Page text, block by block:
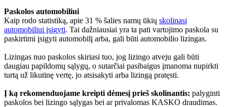
Paskolos automobiliui
Kaip rodo statistiką, apie 31 % šalies namų ūkių skolinasi
automobiliui įsigyti. Tai dažniausiai yra ta pati vartojimo paskola su
paskirtimi įsigyti automobilį arba, gali būti automobilio lizingas.
Lizingas nuo paskolos skiriasi tuo, jog lizingo atveju gali būti
daugiau papildomų sąlygų, o sutarčiai pasibaigus įmanoma nupirkti
turtą už likutinę vertę, jo atsisakyti arba lizingą pratęsti.
Į ką rekomenduojame kreipti dėmesį prieš skolinantis: palyginti
paskolos bei lizingo sąlygas bei ar privalomas KASKO draudimas.